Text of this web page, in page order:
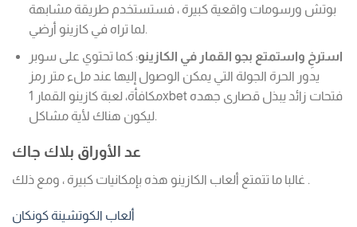
بوتش ورسومات واقعية كبيرة ، فستستخدم طريقة مشابهة
لما تراه في كازينو أرضي.
استرخِ واستمتع بجو القمار في الكازينو:كما تحتوي على سوبر
يدور الحرة الجولة التي يمكن الوصول إليها عند ملء متر رمز
مكافأة، لعبة كازينو القمار 1xbet فتحات زائد يبذل قصارى جهده
ليكون هناك لأية مشاكل.
عد الأوراق بلاك جاك
غالبا ما تتمتع ألعاب الكازينو هذه بإمكانيات كبيرة ، ومع ذلك .
ألعاب الكوتشينة كونكان